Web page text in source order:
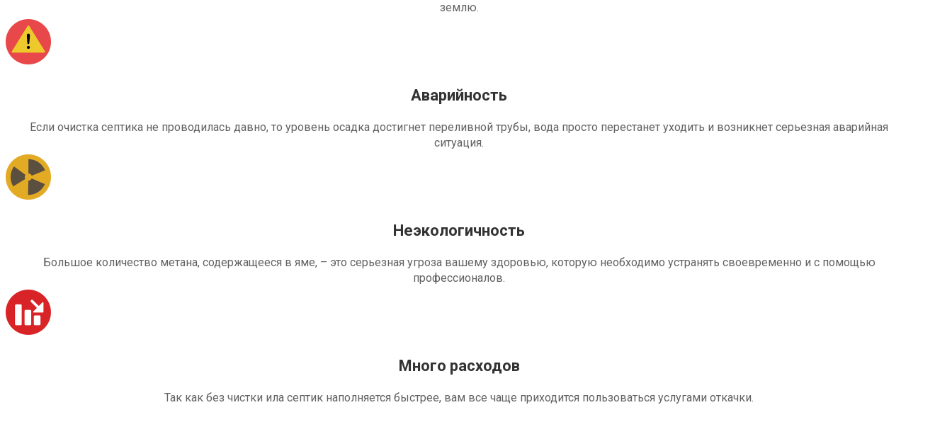
землю.
Аварийность
Если очистка септика не проводилась давно, то уровень осадка достигнет переливной трубы, вода просто перестанет уходить и возникнет серьезная аварийная
ситуация.
Неэкологичность
Большое количество метана, содержащееся в яме, – это серьезная угроза вашему здоровью, которую необходимо устранять своевременно и с помощью
профессионалов.
Много расходов
Так как без чистки ила септик наполняется быстрее, вам все чаще приходится пользоваться услугами откачки.